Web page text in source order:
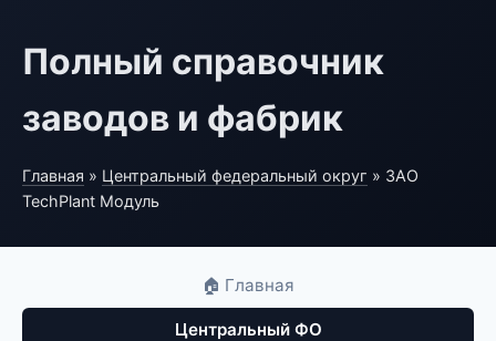
Полный справочник
заводов и фабрик
Главная » Центральный федеральный округ » ЗАО
TechPlant Модуль
🏠 Главная
Центральный ФО